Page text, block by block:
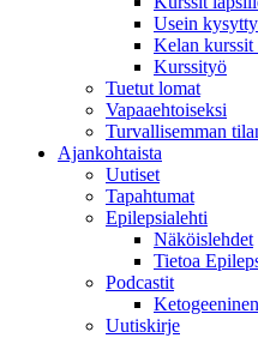
Usein
Kelan kurssit
Kurssityö
Tuetut lomat
Vapaaehtoiseksi
Turvallisemman
Ajankohtaista
Uutiset
Tapahtumat
Epilepsialehti
Näköislehdet
Tietoa
Podcastit
Uutiskirje